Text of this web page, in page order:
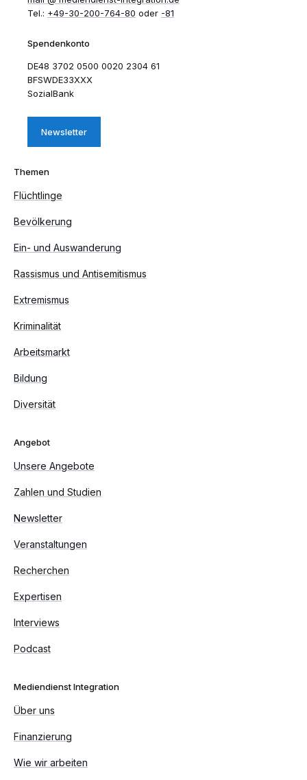
Tel.: +49-30-200-764-80 oder -81
Spendenkonto
DE48 3702 0500 0020 2304 61
BFSWDE33XXX
SozialBank
Newsletter
Themen
Flüchtlinge
Bevölkerung
Ein- und Auswanderung
Rassismus und Antisemitismus
Extremismus
Kriminalität
Arbeitsmarkt
Bildung
Diversität
Angebot
Unsere Angebote
Zahlen und Studien
Newsletter
Veranstaltungen
Recherchen
Expertisen
Interviews
Podcast
Mediendienst Integration
Über uns
Finanzierung
Wie wir arbeiten